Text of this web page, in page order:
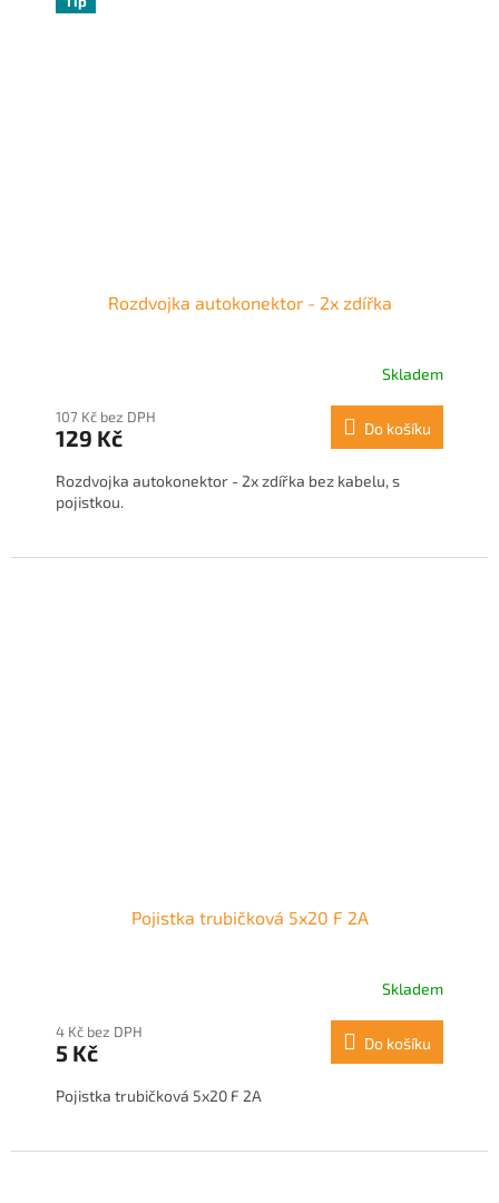
Rozdvojka autokonektor - 2x zdířka
Skladem
107 Kč bez DPH
129 Kč Do košíku
Rozdvojka autokonektor - 2x zdířka bez kabelu, s
pojistkou.
Pojistka trubičková 5x20 F 2A
Skladem
4 Kč bez DPH
5 Kč Do košíku
Pojistka trubičková 5x20 F 2A